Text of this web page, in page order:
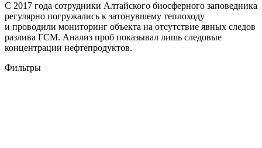
С 2017 года сотрудники Алтайского биосферного заповедника
регулярно погружались к затонувшему теплоходу
и проводили мониторинг объекта на отсутствие явных следов
разлива ГСМ. Анализ проб показывал лишь следовые
концентрации нефтепродуктов.
Фильтры